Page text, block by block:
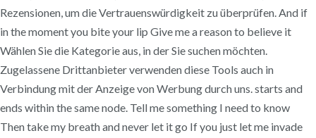
Rezensionen, um die Vertrauenswürdigkeit zu überprüfen. And if
in the moment you bite your lip Give me a reason to believe it
Wählen Sie die Kategorie aus, in der Sie suchen möchten.
Zugelassene Drittanbieter verwenden diese Tools auch in
Verbindung mit der Anzeige von Werbung durch uns. starts and
ends within the same node. Tell me something I need to know
Then take my breath and never let it go If you just let me invade